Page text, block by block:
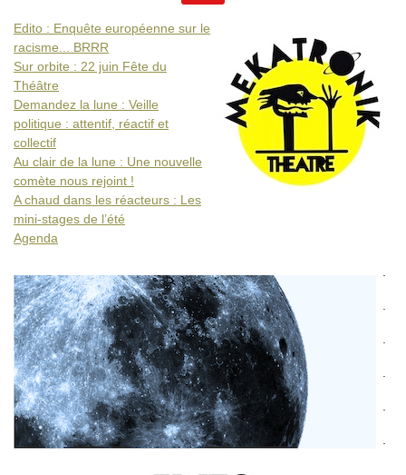
Edito : Enquête européenne sur le
racisme... BRRR
Sur orbite : 22 juin Fête du
Théâtre
Demandez la lune : Veille
politique : attentif, réactif et
collectif
Au clair de la lune : Une nouvelle
comète nous rejoint !
A chaud dans les réacteurs : Les
mini-stages de l’été
Agenda